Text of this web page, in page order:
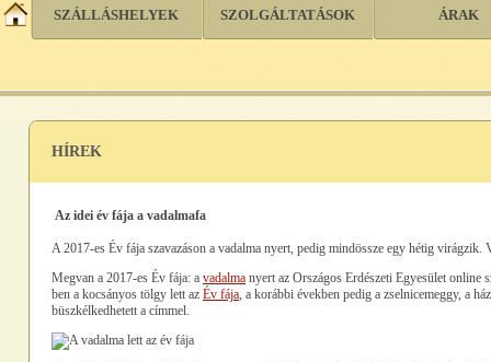
SZÁLLÁSHELYEK SZOLGÁLTATÁSOK ÁRAK
HÍREK
Az idei év fája a vadalmafa
A 2017-es Év fája szavazáson a vadalma nyert, pedig mindössze egy hétig virágzik.
Megvan a 2017-es Év fája: a vadalma nyert az Országos Erdészeti Egyesület online
ben a kocsányos tölgy lett az Év fája, a korábbi években pedig a zselnicemeggy, a
büszkélkedhetett a címmel.